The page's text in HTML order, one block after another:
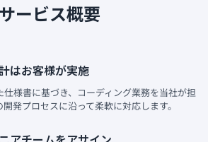
サービス概要
はお客様が実施
仕様書に基づき、コーディング業務を当社が担
発プロセスに沿って柔軟に対応します。